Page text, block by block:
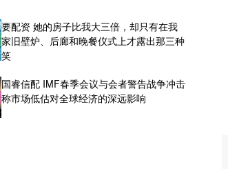
要配资 她的房子比我大三倍，却只有在我
家旧壁炉、后廊和晚餐仪式上才露出那三种
笑
国睿信配 IMF春季会议与会者警告战争冲击
称市场低估对全球经济的深远影响